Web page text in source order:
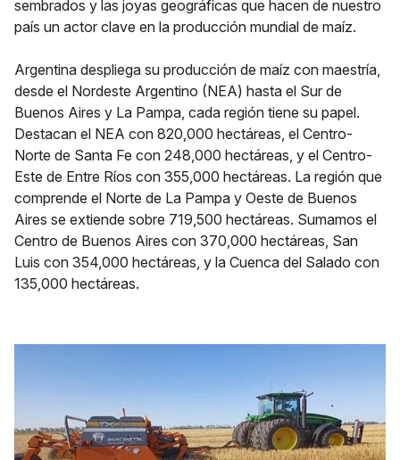
sembrados y las joyas geográficas que hacen de nuestro
país un actor clave en la producción mundial de maíz.
Argentina despliega su producción de maíz con maestría,
desde el Nordeste Argentino (NEA) hasta el Sur de
Buenos Aires y La Pampa, cada región tiene su papel.
Destacan el NEA con 820,000 hectáreas, el Centro-
Norte de Santa Fe con 248,000 hectáreas, y el Centro-
Este de Entre Ríos con 355,000 hectáreas. La región que
comprende el Norte de La Pampa y Oeste de Buenos
Aires se extiende sobre 719,500 hectáreas. Sumamos el
Centro de Buenos Aires con 370,000 hectáreas, San
Luis con 354,000 hectáreas, y la Cuenca del Salado con
135,000 hectáreas.